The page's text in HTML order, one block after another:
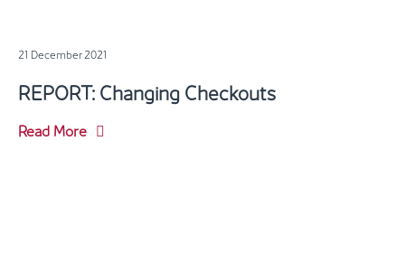
21 December 2021
REPORT: Changing Checkouts
Read More